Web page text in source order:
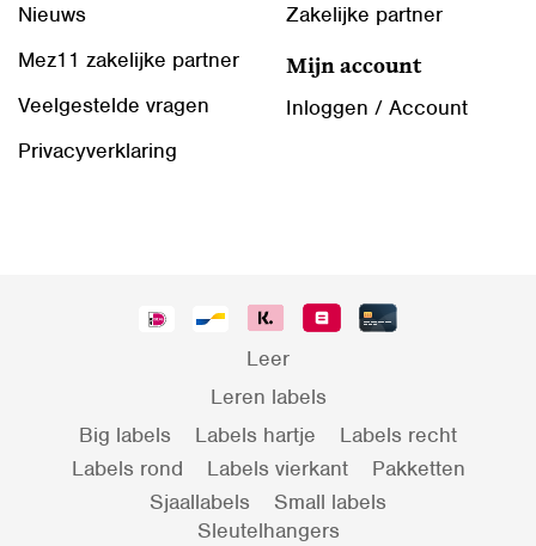
Nieuws
Mez11 zakelijke partner
Veelgestelde vragen
Privacyverklaring
Zakelijke partner
Mijn account
Inloggen / Account
Leer
Leren labels
Big labels
Labels hartje
Labels recht
Labels rond
Labels vierkant
Pakketten
Sjaallabels
Small labels
Sleutelhangers